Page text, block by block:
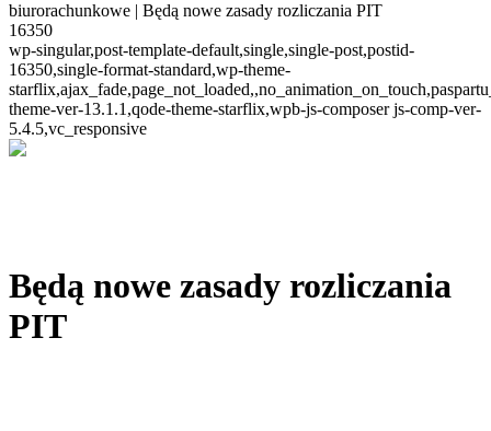
biurorachunkowe | Będą nowe zasady rozliczania PIT
16350
wp-singular,post-template-default,single,single-post,postid-
16350,single-format-standard,wp-theme-
theme-ver-13.1.1,qode-theme-starflix,wpb-js-composer js-comp-ver-
5.4.5,vc_responsive
Będą nowe zasady rozliczania
PIT